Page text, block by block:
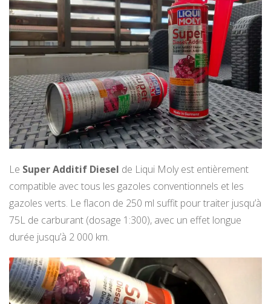
Le Super Additif Diesel de Liqui Moly est entièrement
compatible avec tous les gazoles conventionnels et les
gazoles verts. Le flacon de 250 ml suffit pour traiter jusqu’à
75L de carburant (dosage 1:300), avec un effet longue
durée jusqu’à 2 000 km.